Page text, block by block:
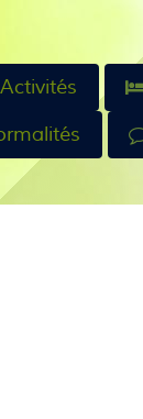
Activités